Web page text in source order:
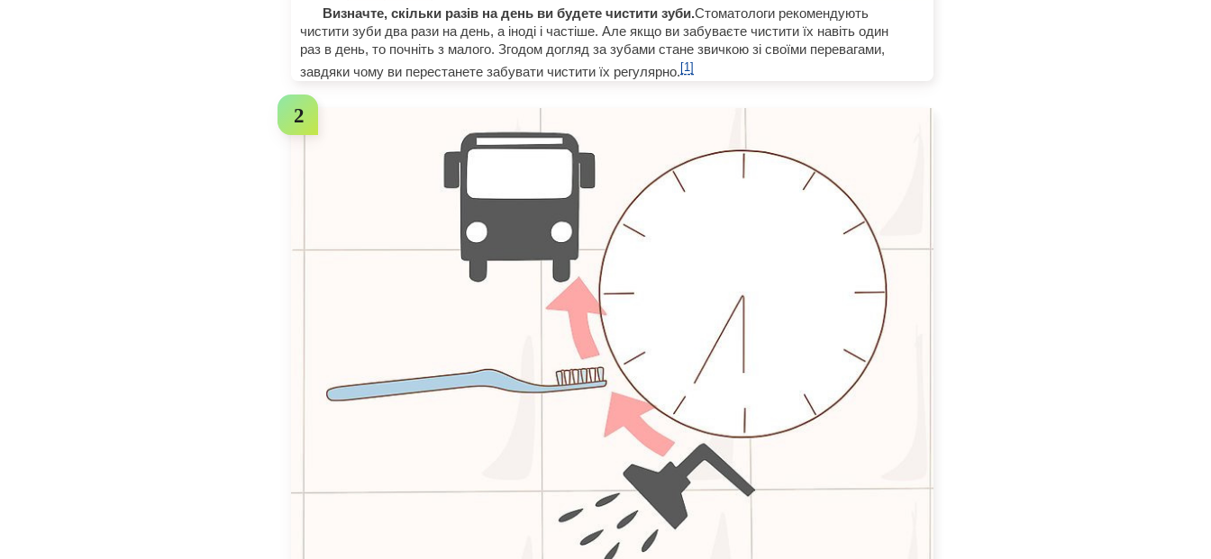
Визначте, скільки разів на день ви будете чистити зуби.Стоматологи рекомендують
чистити зуби два рази на день, а іноді і частіше. Але якщо ви забуваєте чистити їх навіть один
раз в день, то почніть з малого. Згодом догляд за зубами стане звичкою зі своїми перевагами,
завдяки чому ви перестанете забувати чистити їх регулярно. [1]